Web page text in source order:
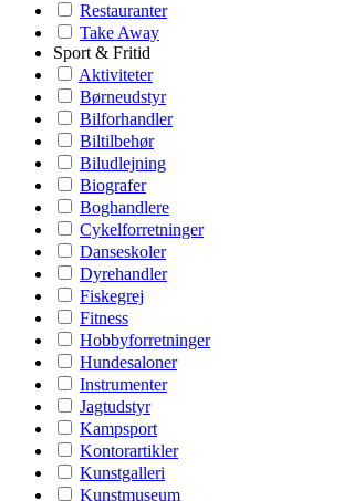
Restauranter
Take Away
Sport & Fritid
Aktiviteter
Børneudstyr
Bilforhandler
Biltilbehør
Biludlejning
Biografer
Boghandlere
Cykelforretninger
Danseskoler
Dyrehandler
Fiskegrej
Fitness
Hobbyforretninger
Hundesaloner
Instrumenter
Jagtudstyr
Kampsport
Kontorartikler
Kunstgalleri
Kunstmuseum